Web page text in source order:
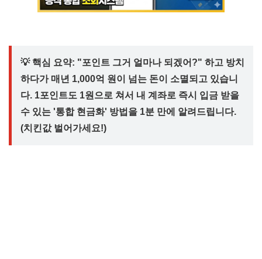
💡 핵심 요약: "포인트 그거 얼마나 되겠어?" 하고 방치
하다가 매년 1,000억 원이 넘는 돈이 소멸되고 있습니
다. 1포인트도 1원으로 쳐서 내 계좌로 즉시 입금 받을
수 있는 '통합 현금화' 방법을 1분 만에 알려드립니다.
(치킨값 벌어가세요!)